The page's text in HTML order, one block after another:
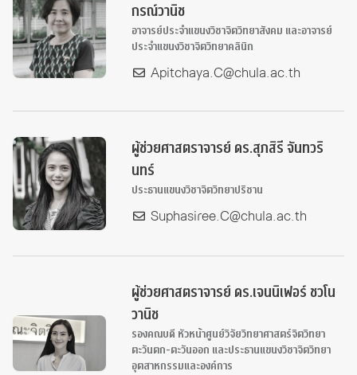
กรณ์วานิช
อาจารย์ประจำแขนงวิชาจิตวิทยาสังคม และอาจารย์
ประจำแขนงวิชาจิตวิทยาคลินิก
Apitchaya.C@chula.ac.th
ผู้ช่วยศาสตราจารย์ ดร.สุภสิรี จันทวริ
นทร์
ประธานแขนงวิชาจิตวิทยาปริชาน
Suphasiree.C@chula.ac.th
ผู้ช่วยศาสตราจารย์ ดร.เจนนิเฟอร์ ชวโน
วานิช
รองคณบดี หัวหน้าศูนย์วิจัยวิทยาศาสตร์จิตวิทยา
ตะวันตก-ตะวันออก และประธานแขนงวิชาจิตวิทยา
อุตสาหกรรมและองค์การ